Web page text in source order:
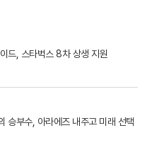
드, 스타벅스 8차 상생 지원
승부수, 아라에즈 내주고 미래 선택